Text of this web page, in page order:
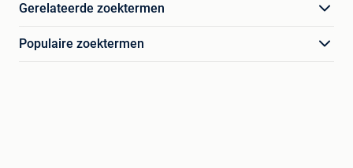
Gerelateerde zoektermen
Populaire zoektermen